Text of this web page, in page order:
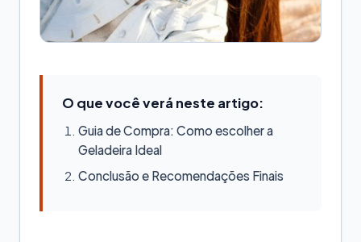
O que você verá neste artigo:
Guia de Compra: Como escolher a
Geladeira Ideal
Conclusão e Recomendações Finais